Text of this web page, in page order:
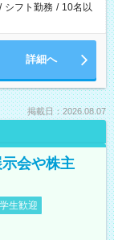
/ シフト勤務 / 10名以
詳細へ
掲載日：2026.08.07
会や株主
生歓迎